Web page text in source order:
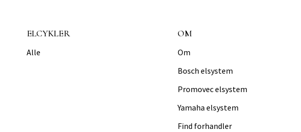
ELCYKLER
Alle
OM
Om
Bosch elsystem
Promovec elsystem
Yamaha elsystem
Find forhandler